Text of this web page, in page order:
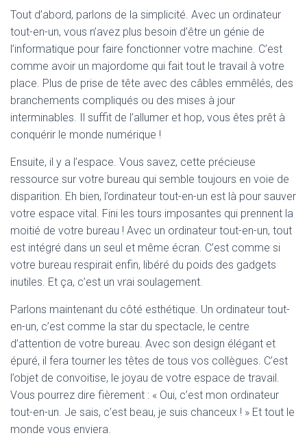
Tout d’abord, parlons de la simplicité. Avec un ordinateur
tout-en-un, vous n’avez plus besoin d’être un génie de
l’informatique pour faire fonctionner votre machine. C’est
comme avoir un majordome qui fait tout le travail à votre
place. Plus de prise de tête avec des câbles emmêlés, des
branchements compliqués ou des mises à jour
interminables. Il suffit de l’allumer et hop, vous êtes prêt à
conquérir le monde numérique !
Ensuite, il y a l’espace. Vous savez, cette précieuse
ressource sur votre bureau qui semble toujours en voie de
disparition. Eh bien, l’ordinateur tout-en-un est là pour sauver
votre espace vital. Fini les tours imposantes qui prennent la
moitié de votre bureau ! Avec un ordinateur tout-en-un, tout
est intégré dans un seul et même écran. C’est comme si
votre bureau respirait enfin, libéré du poids des gadgets
inutiles. Et ça, c’est un vrai soulagement.
Parlons maintenant du côté esthétique. Un ordinateur tout-
en-un, c’est comme la star du spectacle, le centre
d’attention de votre bureau. Avec son design élégant et
épuré, il fera tourner les têtes de tous vos collègues. C’est
l’objet de convoitise, le joyau de votre espace de travail.
Vous pourrez dire fièrement : « Oui, c’est mon ordinateur
tout-en-un. Je sais, c’est beau, je suis chanceux ! » Et tout le
monde vous enviera.